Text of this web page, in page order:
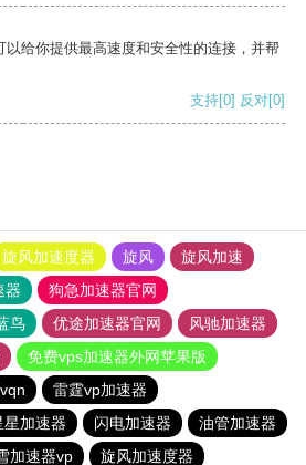
给你提供最高速度和安全性的连接，并帮
支持[0] 反对[0]
旋风加速度器 旋风
旋风加速
器
狗急加速器官网
鸟 优途加速器官网
风驰加速器
免费vps加速器外网苹果版
雷霆vp加速器
星加速器 闪电加速器
油管加速器
加速器vp 旋风加速度器